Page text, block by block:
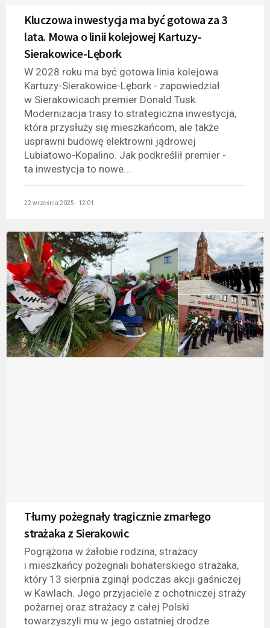
Kluczowa inwestycja ma być gotowa za 3
lata. Mowa o linii kolejowej Kartuzy-
Sierakowice-Lębork
W 2028 roku ma być gotowa linia kolejowa
Kartuzy-Sierakowice-Lębork - zapowiedział
w Sierakowicach premier Donald Tusk.
Modernizacja trasy to strategiczna inwestycja,
która przysłuży się mieszkańcom, ale także
usprawni budowę elektrowni jądrowej
Lubiatowo-Kopalino. Jak podkreślił premier -
ta inwestycja to nowe...
22 września 2025 - 12:01
Tłumy pożegnały tragicznie zmarłego
strażaka z Sierakowic
Pogrążona w żałobie rodzina, strażacy
i mieszkańcy pożegnali bohaterskiego strażaka,
który 13 sierpnia zginął podczas akcji gaśniczej
w Kawlach. Jego przyjaciele z ochotniczej straży
pożarnej oraz strażacy z całej Polski
towarzyszyli mu w jego ostatniej drodze